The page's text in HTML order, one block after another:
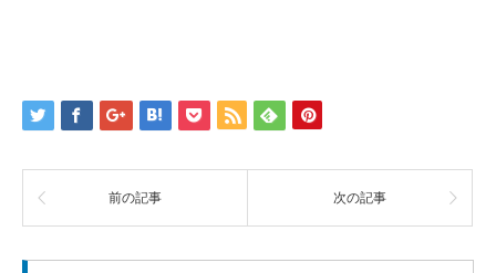
前の記事 次の記事